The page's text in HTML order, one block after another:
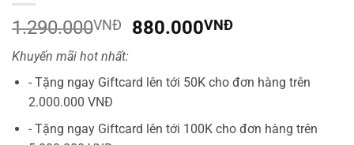
1.290.000VNĐ
Giá
1.290.000VNĐ.
880.000VNĐGiá
là:
Khuyến mãi hot nhất:
- Tặng ngay Giftcard lên tới 50K cho đơn hàng trên
2.000.000 VNĐ
- Tặng ngay Giftcard lên tới 100K cho đơn hàng trên